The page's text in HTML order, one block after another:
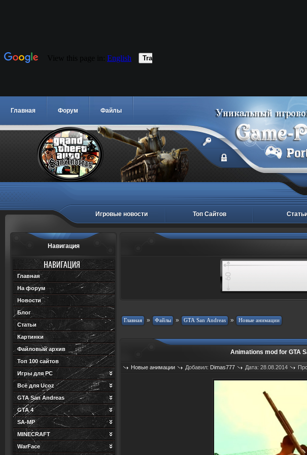
Главная Форум Файлы
Игровые новости Топ Сайтов
Навигация
Главная
На форум
Новости
Блог
Статьи
Картинки
Файловый архив
Топ 100 сайтов
Игры для PC
Всё для Ucoz
GTA San Andreas
GTA 4
SA-MP
MINECRAFT
WarFace
» » »
Animations mod for GTA
Новые анимации Добавил: Dimas777 Дата: 28.08.2014